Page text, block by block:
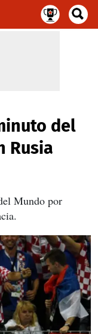
del
Rusia
Mundo por